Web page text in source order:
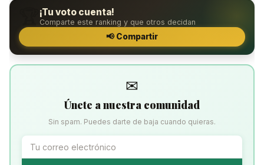
¡Tu voto cuenta!
Comparte este ranking y que otros decidan
📢 Compartir
✉
Únete a nuestra comunidad
Sin spam. Puedes darte de baja cuando quieras.